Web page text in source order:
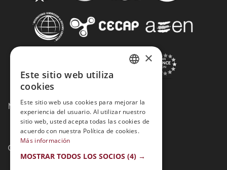
Métodos de Pago:
Contacto:
×
Este sitio web utiliza
cookies
Este sitio web usa cookies para mejorar la
experiencia del usuario. Al utilizar nuestro
sitio web, usted acepta todas las cookies de
acuerdo con nuestra Política de cookies.
Más información
MOSTRAR TODOS LOS SOCIOS (4) →